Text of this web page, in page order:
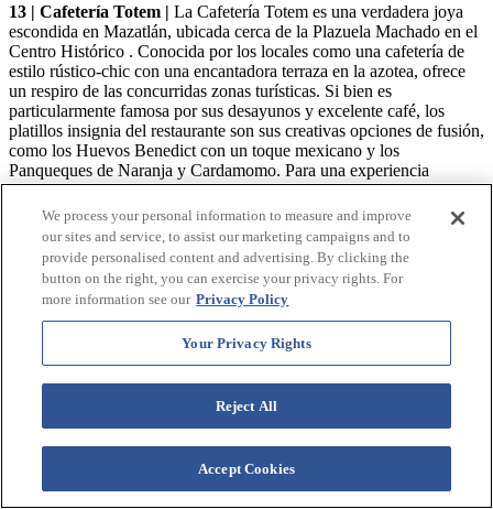
13 | Cafetería Totem | La Cafetería Totem es una verdadera joya
escondida en Mazatlán, ubicada cerca de la Plazuela Machado en el
Centro Histórico . Conocida por los locales como una cafetería de
estilo rústico-chic con una encantadora terraza en la azotea, ofrece
un respiro de las concurridas zonas turísticas. Si bien es
particularmente famosa por sus desayunos y excelente café, los
platillos insignia del restaurante son sus creativas opciones de fusión,
como los Huevos Benedict con un toque mexicano y los
Panqueques de Naranja y Cardamomo. Para una experiencia
inolvidable, se recomienda visitarla fuera de las horas pico para
disfrutar de las serenas vistas desde la azotea y aprovechar la
amabilidad y atención del personal, que con gusto ofrecerá
recomendaciones de su variado menú.
DÓNDE: C. Heriberto Frías 1504, Centro, 82000 Mazatlán, Sin.,
México| QUIÉN:+526699334379
Opciones de restaurantes económicas
Descubre los sabores de Mazatlán sin gastar mucho en estos lugares
económicos, perfectos para viajeros que buscan comida auténtica y
buena relación calidad-precio. La oferta gastronómica de la ciudad
abarca desde bulliciosos puestos de tacos hasta acogedores cafés que
We process your personal information to measure and improve
our sites and service, to assist our marketing campaigns and to
provide personalised content and advertising. By clicking the
button on the right, you can exercise your privacy rights. For
more information see our Privacy Policy
Your Privacy Rights
Reject All
Accept Cookies